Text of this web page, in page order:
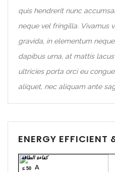
quis hendrerit nunc
neque vel fringilla. Vivamus
gravida, in elementum
dapibus urna, at mattis
ultricies porta orci eu
aliquet, nec aliquam ante
ENERGY EFFICIENT
≤ 50 A
كفاءة الطاقة